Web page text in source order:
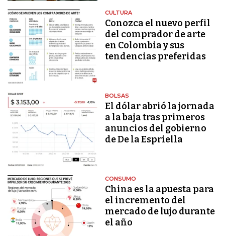
CULTURA
Conozca el nuevo perfil
del comprador de arte
en Colombia y sus
tendencias preferidas
BOLSAS
El dólar abrió la jornada
a la baja tras primeros
anuncios del gobierno
de De la Espriella
CONSUMO
China es la apuesta para
el incremento del
mercado de lujo durante
el año